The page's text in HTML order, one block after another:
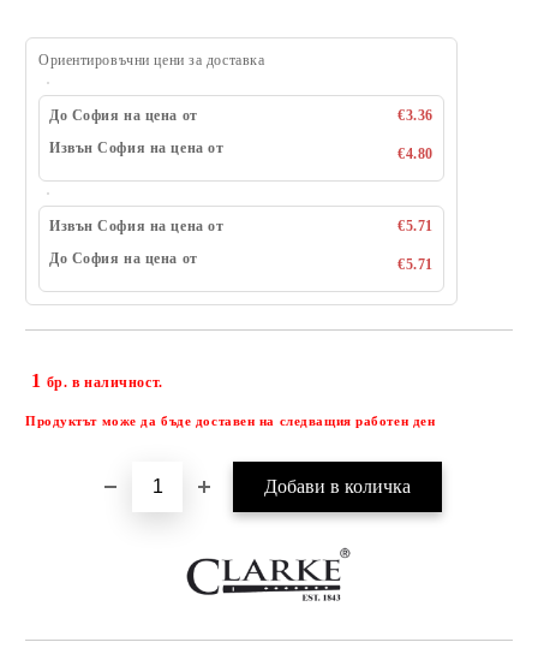
Ориентировъчни цени за доставка
До София на цена от
€3.36
Извън София на цена от
€4.80
Извън София на цена от
€5.71
До София на цена от
€5.71
1 бр. в наличност.
Продуктът може да бъде доставен на следващия работен ден